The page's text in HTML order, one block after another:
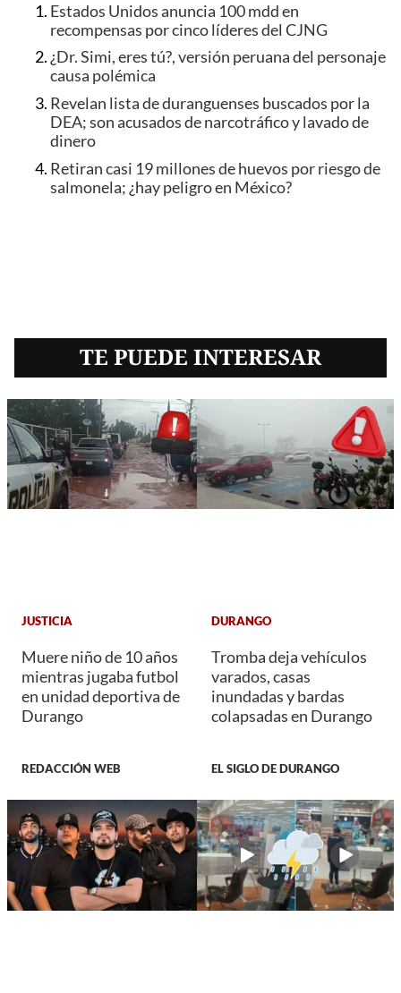
Estados Unidos anuncia 100 mdd en
recompensas por cinco líderes del CJNG
¿Dr. Simi, eres tú?, versión peruana del personaje
causa polémica
Revelan lista de duranguenses buscados por la
DEA; son acusados de narcotráfico y lavado de
dinero
Retiran casi 19 millones de huevos por riesgo de
salmonela; ¿hay peligro en México?
TE PUEDE INTERESAR
JUSTICIA
Muere niño de 10 años
mientras jugaba futbol
en unidad deportiva de
Durango
REDACCIÓN WEB
DURANGO
Tromba deja vehículos
varados, casas
inundadas y bardas
colapsadas en Durango
EL SIGLO DE DURANGO